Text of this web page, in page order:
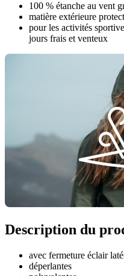
100 % étanche au vent
matière extérieure
pour les activités
jours frais et venteux
Description du
avec fermeture éclair
déperlantes